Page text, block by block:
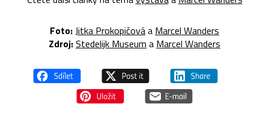
Foto:Jitka Prokopičováa Marcel Wanders
Zdroj:Stedelijk Museum a Marcel Wanders